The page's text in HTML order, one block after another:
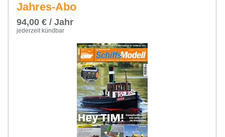
Jahres-Abo
94,00 € / Jahr
jederzeit kündbar